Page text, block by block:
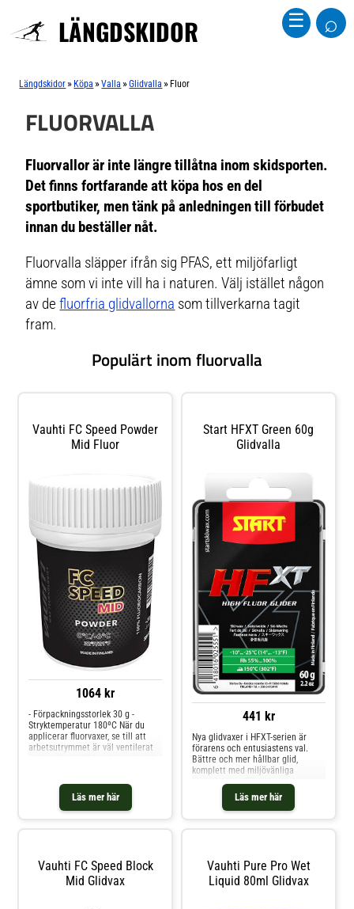
LÄNGDSKIDOR ☰ ⌕
Längdskidor » Köpa »Valla »Glidvalla » Fluor
FLUORVALLA
Fluorvallor är inte längre tillåtna inom skidsporten.
Det finns fortfarande att köpa hos en del
sportbutiker, men tänk på anledningen till förbudet
innan du beställer nåt.
Fluorvalla släpper ifrån sig PFAS, ett miljöfarligt
ämne som vi inte vill ha i naturen. Välj istället någon
av defluorfria glidvallorna som tillverkarna tagit
fram.
Populärt inom fluorvalla
Vauhti FC Speed Powder
Mid Fluor
1064 kr
Läs mer här
- Förpackningsstorlek 30 g -
Stryktemperatur 180ºC När du
applicerar fluorvaxer, se till att
arbetsutrymmet är väl ventilerat
Start HFXT Green 60g
Glidvalla
441 kr
Läs mer här
Nya glidvaxer i HFXT-serien är
förarens och entusiastens val.
Bättre och mer hållbar glid,
komplett med miljövänliga
egenskaper. - För temperaturer
-10 ... -25°C - För luftfuktighet 55
... 100% - Stryktemperatur 140°C -
Förpackningsstorle
Vauhti FC Speed Block
Mid Glidvax
Vauhti Pure Pro Wet
Liquid 80ml Glidvax